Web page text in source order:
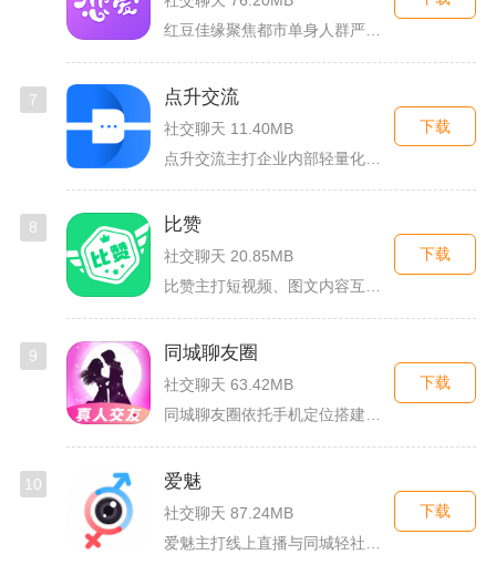
7 点升交流
社交聊天 11.40MB
下载
8 比赞
社交聊天 20.85MB
比赞主打短视频、图文内容互动与创作者福利回馈，日常碎片时间打...
下载
9 同城聊友圈
社交聊天 63.42MB
下载
10 爱魅
社交聊天 87.24MB
下载